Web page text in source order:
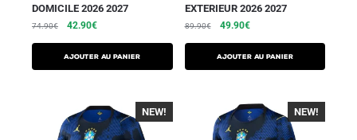
DOMICILE 2026 2027
74.90€ 42.90€
AJOUTER AU PANIER
EXTERIEUR 2026 2027
89.90€ 49.90€
AJOUTER AU PANIER
-40%
NEW! -40%
NEW!